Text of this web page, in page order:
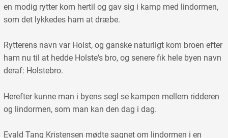
en modig rytter kom hertil og gav sig i kamp med lindormen,
som det lykkedes ham at dræbe.
Rytterens navn var Holst, og ganske naturligt kom broen efter
ham nu til at hedde Holste's bro, og senere fik hele byen navn
deraf: Holstebro.
Herefter kunne man i byens segl se kampen mellem ridderen
og lindormen, som man kan den dag i dag.
Evald Tang Kristensen mødte sagnet om lindormen i en